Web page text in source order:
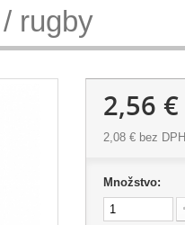
rugby
2,56 €
2,08 €bez DPH
Množstvo: